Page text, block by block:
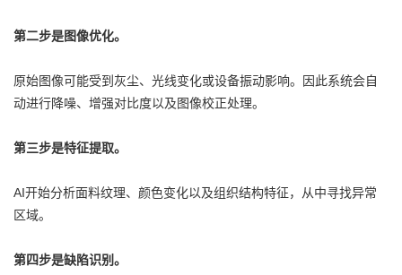
第二步是图像优化。
原始图像可能受到灰尘、光线变化或设备振动影响。因此系统会自
动进行降噪、增强对比度以及图像校正处理。
第三步是特征提取。
AI开始分析面料纹理、颜色变化以及组织结构特征，从中寻找异常
区域。
第四步是缺陷识别。